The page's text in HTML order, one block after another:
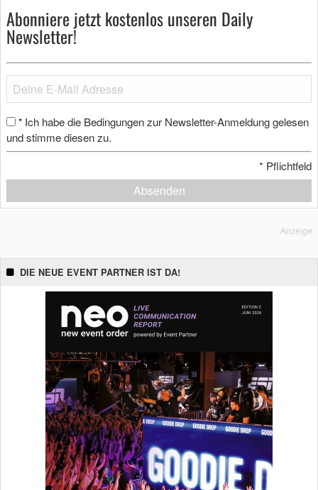
Abonniere jetzt kostenlos unseren Daily
Newsletter!
* Ich habe die Bedingungen zur Newsletter-Anmeldung gelesen
und stimme diesen zu.
* Pflichtfeld
Absenden
Anzeige
DIE NEUE EVENT PARTNER IST DA!